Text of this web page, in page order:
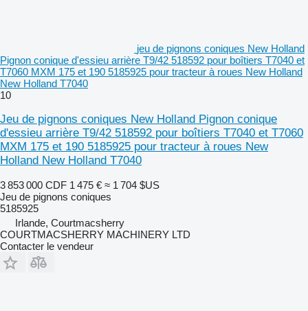
jeu de pignons coniques New Holland
Pignon conique d'essieu arrière T9/42 518592 pour boîtiers T7040 et
T7060 MXM 175 et 190 5185925 pour tracteur à roues New Holland
New Holland T7040
10
Jeu de pignons coniques New Holland Pignon conique
d'essieu arrière T9/42 518592 pour boîtiers T7040 et T7060
MXM 175 et 190 5185925 pour tracteur à roues New
Holland New Holland T7040
3 853 000 CDF 1 475 € ≈ 1 704 $US
Jeu de pignons coniques
5185925
Irlande, Courtmacsherry
COURTMACSHERRY MACHINERY LTD
Contacter le vendeur